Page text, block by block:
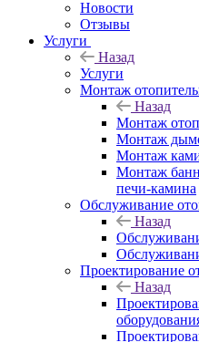
Новости
Отзывы
Услуги
Назад
Услуги
Монтаж
Назад
Монтаж
Монтаж
Монтаж
Монтаж
печи-камина
Обслуживание
Назад
Проектирование
Назад